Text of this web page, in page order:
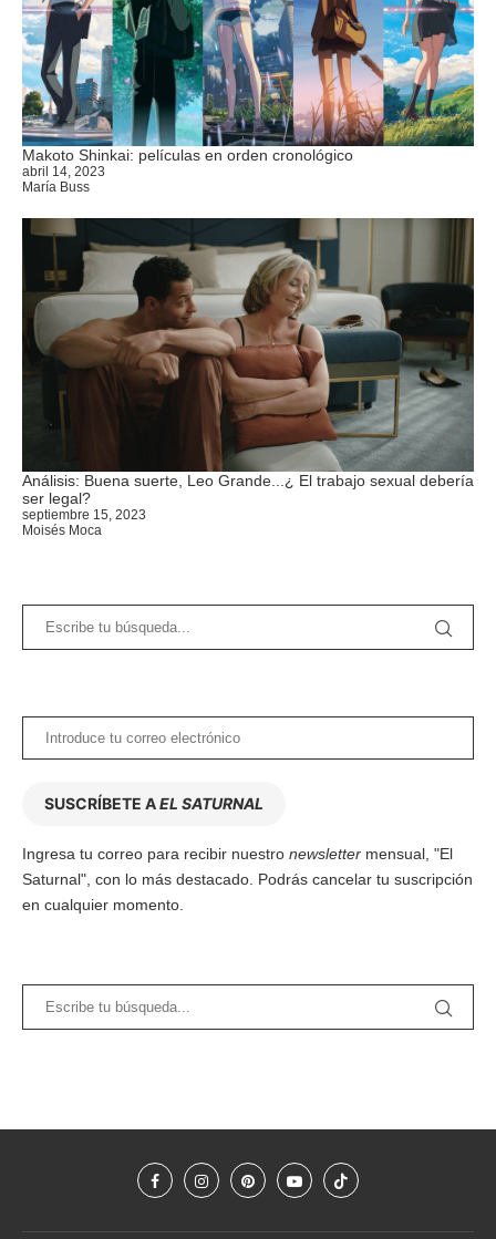
Makoto Shinkai: películas en orden cronológico
abril 14, 2023
María Buss
Análisis: Buena suerte, Leo Grande...¿ El trabajo sexual debería
ser legal?
septiembre 15, 2023
Moisés Moca
SUSCRÍBETE AEL SATURNAL
Ingresa tu correo para recibir nuestro newsletter mensual, "El
Saturnal", con lo más destacado. Podrás cancelar tu suscripción
en cualquier momento.